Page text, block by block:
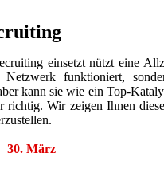
einsetzt nützt eine
funktioniert,
kann sie wie ein Top-
richtig. Wir zeigen Ihnen
30. März